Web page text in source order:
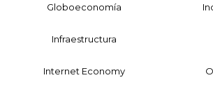
Globoeconomía
Infraestructura
Internet Economy